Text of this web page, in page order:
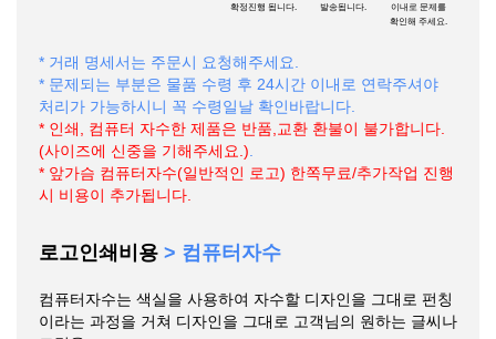
확정진행 됩니다.
발송됩니다.
이내로 문제를
확인해 주세요.
* 거래 명세서는 주문시 요청해주세요.
* 문제되는 부분은 물품 수령 후 24시간 이내로 연락주셔야
처리가 가능하시니 꼭 수령일날 확인바랍니다.
* 인쇄, 컴퓨터 자수한 제품은 반품,교환 환불이 불가합니다.
(사이즈에 신중을 기해주세요.)
* 앞가슴 컴퓨터자수(일반적인 로고) 한쪽무료/추가작업 진행
시 비용이 추가됩니다.
로고인쇄비용 > 컴퓨터자수
컴퓨터자수는 색실을 사용하여 자수할 디자인을 그대로 펀칭
이라는 과정을 거쳐 디자인을 그대로 고객님의 원하는 글씨나